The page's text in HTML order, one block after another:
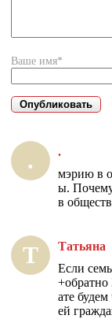
Ваше имя*
. .
мэрию в
ы.
в
Т Татьяна
Если
+обратно
ате
ей